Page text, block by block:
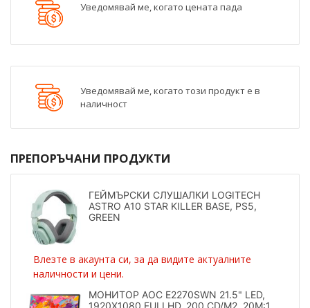
Уведомявай ме, когато цената пада
Уведомявай ме, когато този продукт е в
наличност
ПРЕПОРЪЧАНИ ПРОДУКТИ
ГЕЙМЪРСКИ СЛУШАЛКИ LOGITECH
ASTRO A10 STAR KILLER BASE, PS5,
GREEN
Влезте в акаунта си, за да видите актуалните
наличности и цени.
МОНИТОР AOC E2270SWN 21.5" LED,